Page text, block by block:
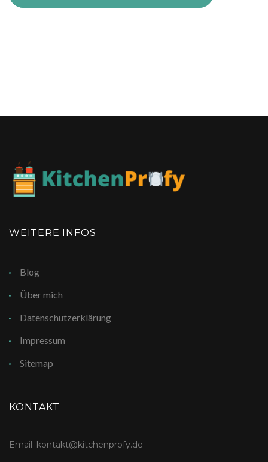
WEITERE INFOS
Blog
Über mich
Datenschutzerklärung
Impressum
Sitemap
KONTAKT
Email: kontakt@kitchenprofy.de